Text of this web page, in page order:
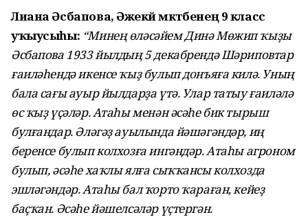
Лиана Әсбапова, Әжекәй мәктәбенең 9 класс
уҡыусыһы: “Минең өләсәйем Динә Мөжип ҡыҙы
Әсбапова 1933 йылдың 5 декабрендә Шәриповтар
ғаиләһендә икенсе ҡыҙ булып донъяға килә. Уның
бала сағы ауыр йылдарҙа үтә. Улар татыу ғаиләлә
өс ҡыҙ үҫәләр. Атаһы менән әсәһе бик тырыш
булғандар. Әләгәҙ ауылында йәшәгәндәр, иң
беренсе булып колхозға ингәндәр. Атаһы агроном
булып, әсәһе хаҡлы ялға сыҡҡансы колхозда
эшләгәндәр. Атаһы бал ҡорто ҡараған, кейеҙ
баҫҡан. Әсәһе йәшелсәләр үҫтергән.